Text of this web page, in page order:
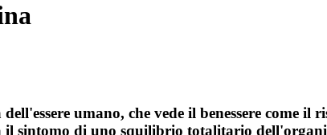
umano, che vede il benessere come
sintomo di uno squilibrio totalitario